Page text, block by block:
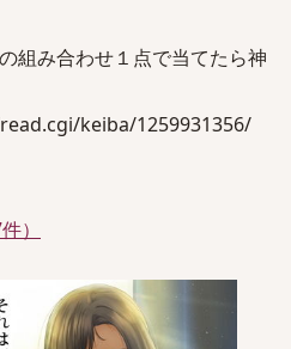
組み合わせ１点で当てたら神
keiba/1259931356/
）